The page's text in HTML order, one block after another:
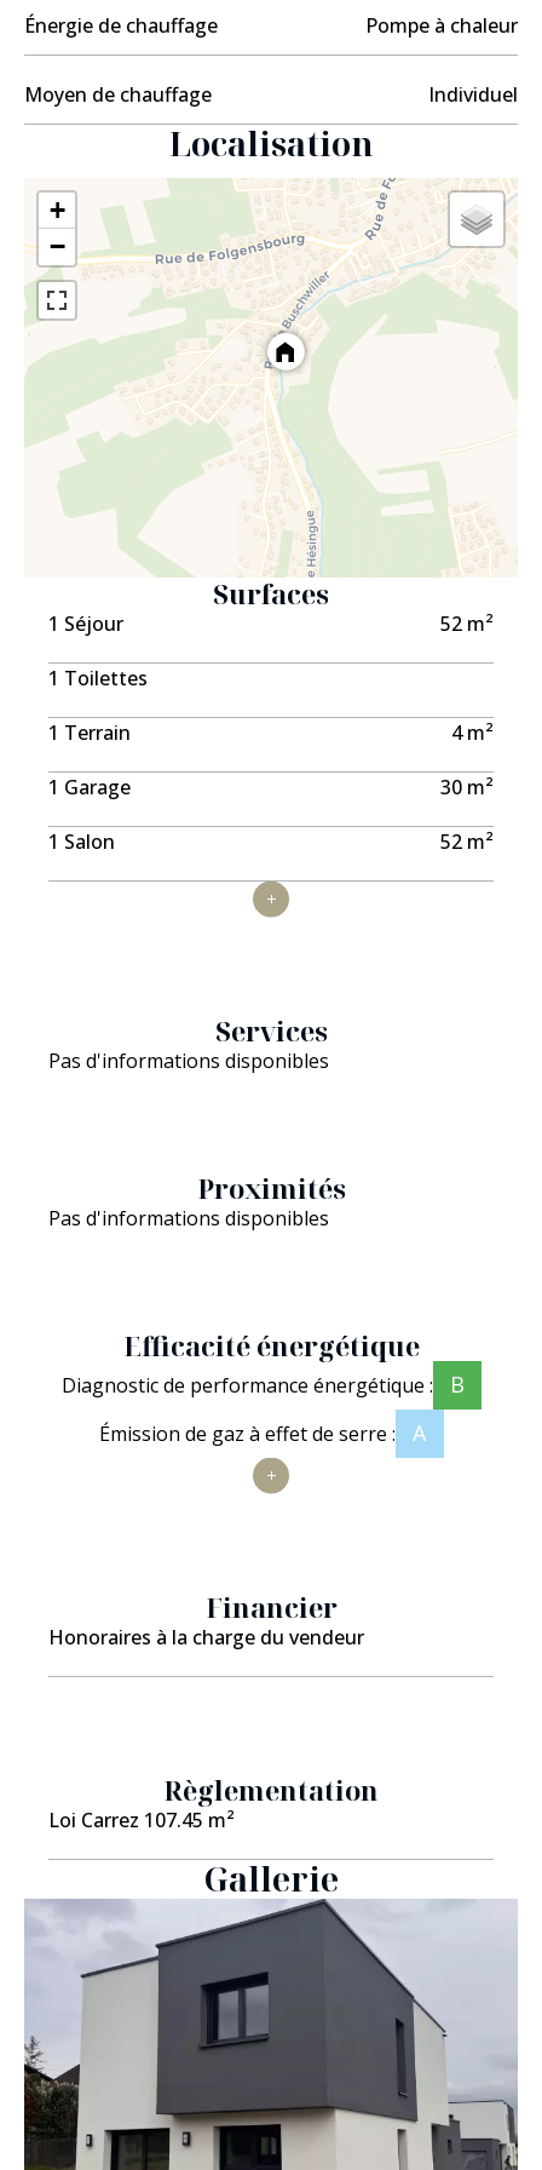
Prix : 588 800 honoraires d'agence inclus à la charge
du vendeurFrais de notaire réduits à environ 2,5 %
contactez-nous.
Énergie de chauffage Pompe à chaleur
Moyen de chauffage Individuel
Localisation
+
−
Surfaces
1 Séjour 52 m²
1 Toilettes
1 Terrain 4 m²
1 Garage 30 m²
1 Salon 52 m²
Services
Pas d'informations disponibles
Proximités
Pas d'informations disponibles
Efficacité énergétique
Diagnostic de performance énergétique : B
Émission de gaz à effet de serre : A
Financier
Honoraires à la charge du vendeur
Règlementation
Loi Carrez 107.45 m²
Gallerie